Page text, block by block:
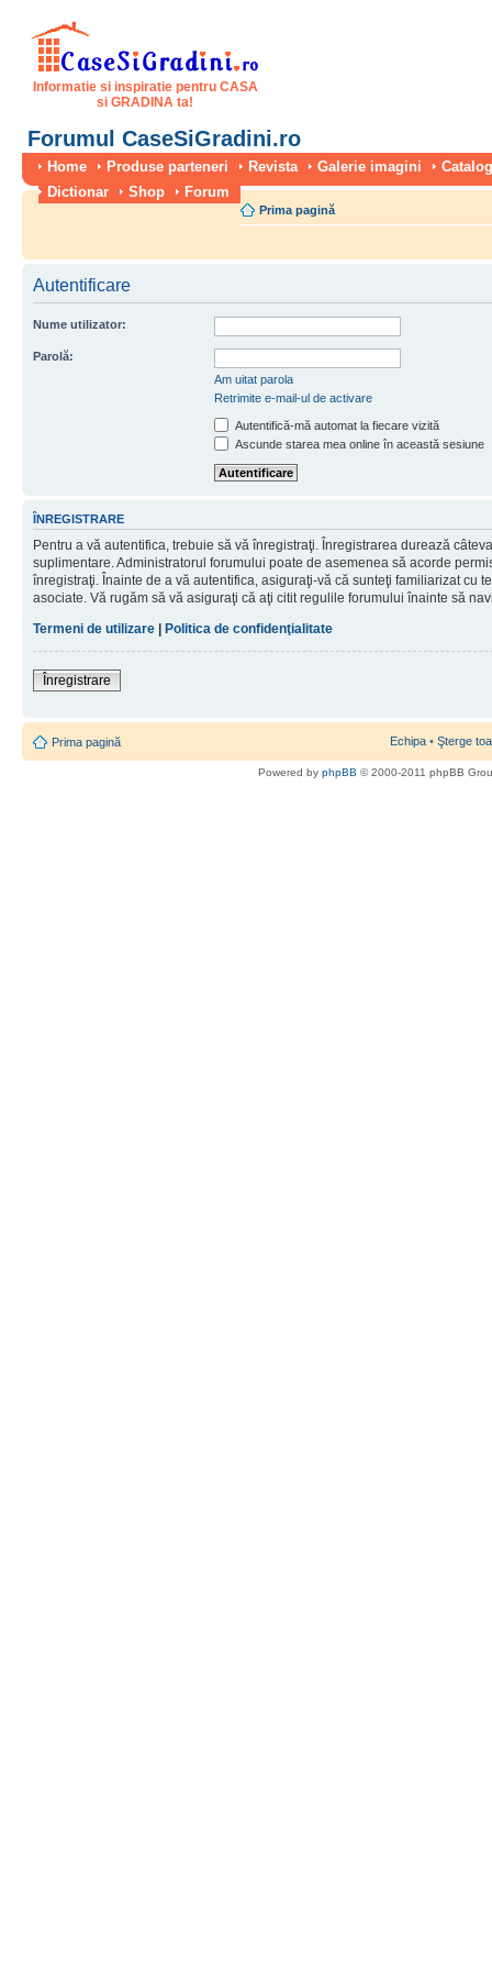
Informatie si inspiratie pentru CASA
si GRADINA ta!
Forumul CaseSiGradini.ro
Home Produse parteneri Revista Galerie imagini
Dictionar
Shop Forum
Prima pagină
Autentificare
Nume utilizator:
Parolă:
Am uitat parola
Retrimite e-mail-ul de activare
Autentifică-mă automat la fiecare vizită
Ascunde starea mea online în această sesiune
ÎNREGISTRARE
Pentru a vă autentifica, trebuie să vă înregistraţi. Înregistrarea durează
suplimentare. Administratorul forumului poate de asemenea să acorde
înregistraţi. Înainte de a vă autentifica, asiguraţi-vă că sunteţi familiarizat cu
asociate. Vă rugăm să vă asiguraţi că aţi citit regulile forumului înainte să
Termeni de utilizare | Politica de confidenţialitate
Înregistrare
Prima pagină Echipa • Şterge
Powered by phpBB © 2000-2011 phpBB